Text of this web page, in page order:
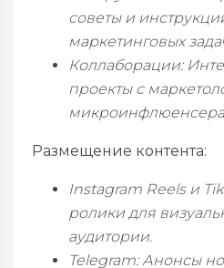
советы и
маркетинговых
Коллаборации:
проекты с
Размещение контента:
Instagram Reels и
ролики для
аудитории.
Telegram: Анонсы